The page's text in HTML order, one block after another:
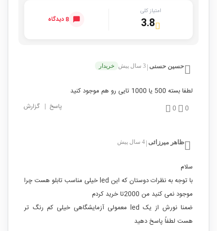
امتیاز کلی
3.8 8 دیدگاه
حسین حسنی 3 سال پیش خریدار
لطفا بسته 500 یا 1000 تایی رو هم موجود کنید
0
0 پاسخ | گزارش
ظاهر میرزائی 4 سال پیش
سلام
با توجه به نظرات دوستان که این led خیلی مناسب تابلو هست چرا
موجود نمی کنید من 2000تا خرید کردم
ضمنا نورش از یک led معمولی آزمایشگاهی خیلی کم رنگ تر
هست لطفاً پاسخ دهید